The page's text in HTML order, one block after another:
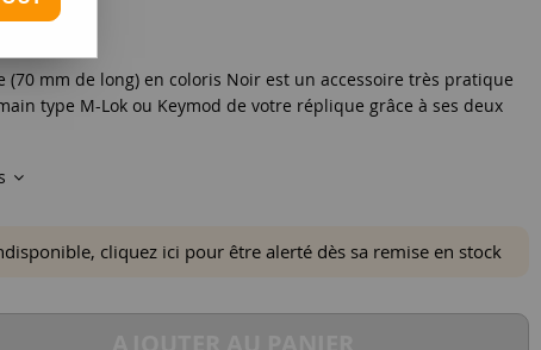
(70 mm de long) en coloris Noir est un accessoire très pratique
type M-Lok ou Keymod de votre réplique grâce à ses deux
cliquez ici pour être alerté dès sa remise en stock